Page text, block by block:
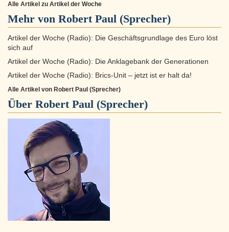
Alle Artikel zu Artikel der Woche
Mehr von Robert Paul (Sprecher)
Artikel der Woche (Radio): Die Geschäftsgrundlage des Euro löst
sich auf
Artikel der Woche (Radio): Die Anklagebank der Generationen
Artikel der Woche (Radio): Brics-Unit – jetzt ist er halt da!
Alle Artikel von Robert Paul (Sprecher)
Über Robert Paul (Sprecher)